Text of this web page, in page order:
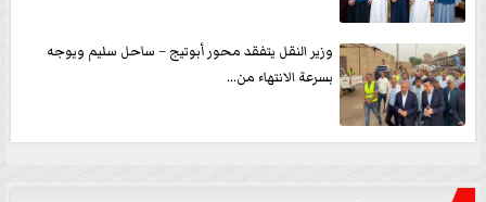
وزير النقل يتفقد محور أبوتيج – ساحل سليم ويوجه
بسرعة الانتهاء من...